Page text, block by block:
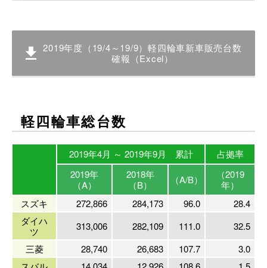
2019年度（19/4～19/9）軽四輪車新車販売台数
確報（Excel）
軽四輪車総台数
2019年4月 ～ 2019年9月 累計
占拠率
2019年
（A）
2018年
（B）
（A/B）
（2019
年）
スズキ
272,866 284,173 96.0
28.4
ダイハ
ツ
313,006 282,109 111.0
32.5
三菱
28,740 26,683 107.7
3.0